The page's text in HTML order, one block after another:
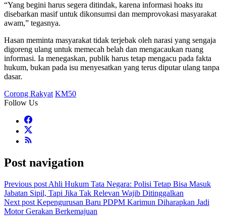
“Yang begini harus segera ditindak, karena informasi hoaks itu
disebarkan masif untuk dikonsumsi dan memprovokasi masyarakat
awam,” tegasnya.
Hasan meminta masyarakat tidak terjebak oleh narasi yang sengaja
digoreng ulang untuk memecah belah dan mengacaukan ruang
informasi. Ia menegaskan, publik harus tetap mengacu pada fakta
hukum, bukan pada isu menyesatkan yang terus diputar ulang tanpa
dasar.
Corong Rakyat KM50
Follow Us
Post navigation
Previous post Ahli Hukum Tata Negara: Polisi Tetap Bisa Masuk
Jabatan Sipil, Tapi Jika Tak Relevan Wajib Ditinggalkan
Next post Kepengurusan Baru PDPM Karimun Diharapkan Jadi
Motor Gerakan Berkemajuan